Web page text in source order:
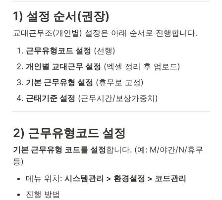
1) 설정 순서(권장)
교대근무조(개인별) 설정은 아래 순서로 진행합니다.
근무유형코드 설정 (선행)
개인별 교대근무 설정 (엑셀 정리 후 업로드)
기본 근무유형 설정 (휴무로 고정)
근태기준 설정 (근무시간/보상가중치)
2) 근무유형코드 설정
기본 근무유형 코드를 설정합니다. (예: M/야간/N/휴무
등)
메뉴 위치: 시스템관리 > 환경설정 > 코드관리
진행 방법